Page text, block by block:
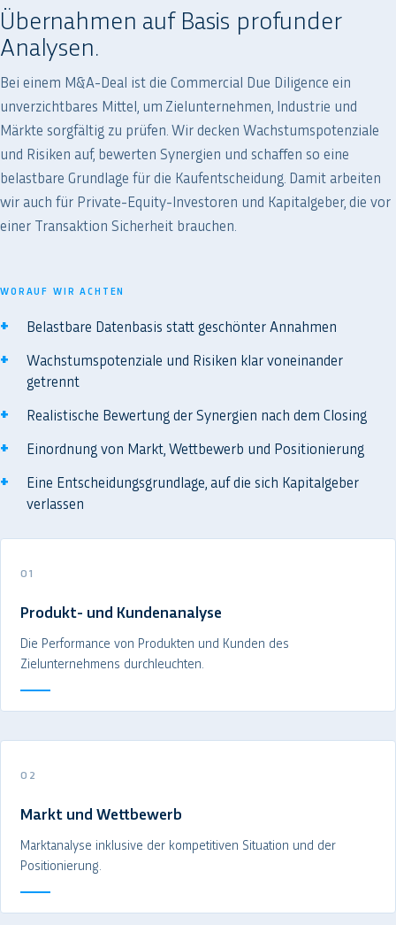
Übernahmen auf Basis profunder
Analysen.
Bei einem M&A-Deal ist die Commercial Due Diligence ein
unverzichtbares Mittel, um Zielunternehmen, Industrie und
Märkte sorgfältig zu prüfen. Wir decken Wachstumspotenziale
und Risiken auf, bewerten Synergien und schaffen so eine
belastbare Grundlage für die Kaufentscheidung. Damit arbeiten
wir auch für Private-Equity-Investoren und Kapitalgeber, die vor
einer Transaktion Sicherheit brauchen.
WORAUF WIR ACHTEN
Belastbare Datenbasis statt geschönter Annahmen
Wachstumspotenziale und Risiken klar voneinander
getrennt
Realistische Bewertung der Synergien nach dem Closing
Einordnung von Markt, Wettbewerb und Positionierung
Eine Entscheidungsgrundlage, auf die sich Kapitalgeber
verlassen
01
Produkt- und Kundenanalyse
Die Performance von Produkten und Kunden des
Zielunternehmens durchleuchten.
02
Markt und Wettbewerb
Marktanalyse inklusive der kompetitiven Situation und der
Positionierung.